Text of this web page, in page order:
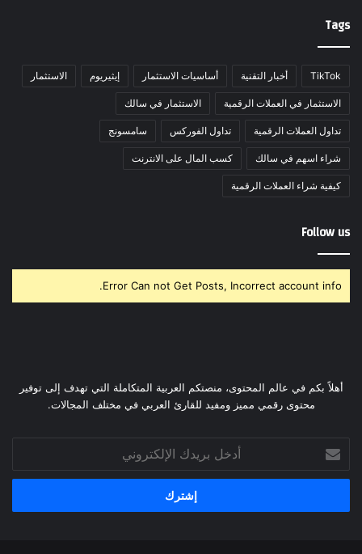
Tags
TikTok أخبار التقنية أساسيات الاستثمار إيثيريوم الاستثمار
الاستثمار في العملات الرقمية الاستثمار في سالك
تداول العملات الرقمية تداول الفوركس سامسونج
شراء اسهم في سالك كسب المال على الانترنت
كيفية شراء العملات الرقمية
Follow us
Error Can not Get Posts, Incorrect account info.
أهلاً بكم في عالم المحتوى، منصتكم العربية المتكاملة التي تهدف إلى توفير
محتوى رقمي مميز ومفيد للقارئ العربي في مختلف المجالات.
بريدك
الإلكتروني